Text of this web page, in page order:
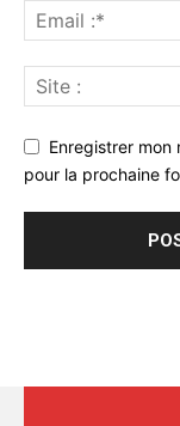
Enregistrer
pour la prochaine